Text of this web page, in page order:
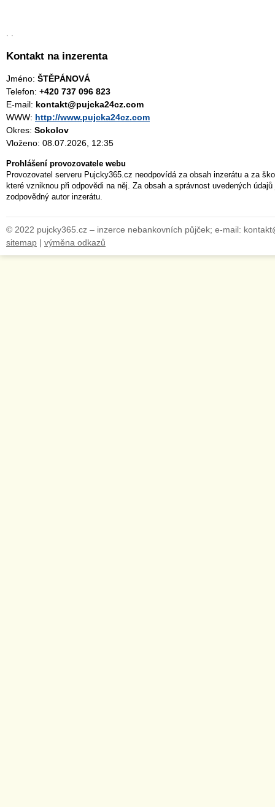
Kontakt na inzerenta
Jméno: ŠTĚPÁNOVÁ
Telefon: +420 737 096 823
E-mail: kontakt@pujcka24cz.com
WWW: http://www.pujcka24cz.com
Okres: Sokolov
Vloženo: 08.07.2026, 12:35
Prohlášení provozovatele webu
Provozovatel serveru Pujcky365.cz neodpovídá za obsah inzerátu a za
které vzniknou při odpovědi na něj. Za obsah a správnost uvedených
zodpovědný autor inzerátu.
© 2022 pujcky365.cz – inzerce nebankovních půjček; e-mail:
sitemap | výměna odkazů